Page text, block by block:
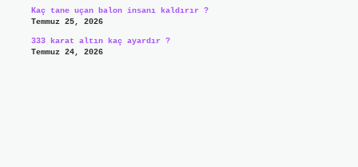
Kaç tane uçan balon insanı kaldırır ?
Temmuz 25, 2026
333 karat altın kaç ayardır ?
Temmuz 24, 2026